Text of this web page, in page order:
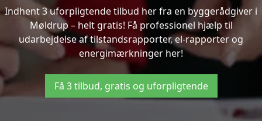
Indhent 3 uforpligtende tilbud her fra en byggerådgiver i
Møldrup – helt gratis! Få professionel hjælp til
udarbejdelse af tilstandsrapporter, el-rapporter og
energimærkninger her!
Få 3 tilbud, gratis og uforpligtende